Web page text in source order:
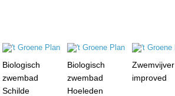
Biologisch
zwembad
Schilde
Biologisch
zwembad
Hoeleden
Zwemvijver
improved